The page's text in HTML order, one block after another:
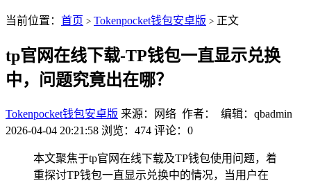
当前位置： 首页 > Tokenpocket钱包安卓版 > 正文
tp官网在线下载-TP钱包一直显示兑换
中，问题究竟出在哪？
Tokenpocket钱包安卓版 来源：网络 作者： 编辑：qbadmin
2026-04-04 20:21:58 浏览：474 评论：0
本文聚焦于tp官网在线下载及TP钱包使用问题，着
重探讨TP钱包一直显示兑换中的情况，当用户在